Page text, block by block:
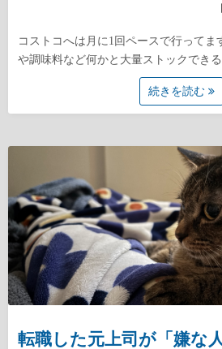
コストコへは月に1回ペースで行って
や調味料など何かと大量ストックでき
続きを読む
転職した元上司が「嫌な